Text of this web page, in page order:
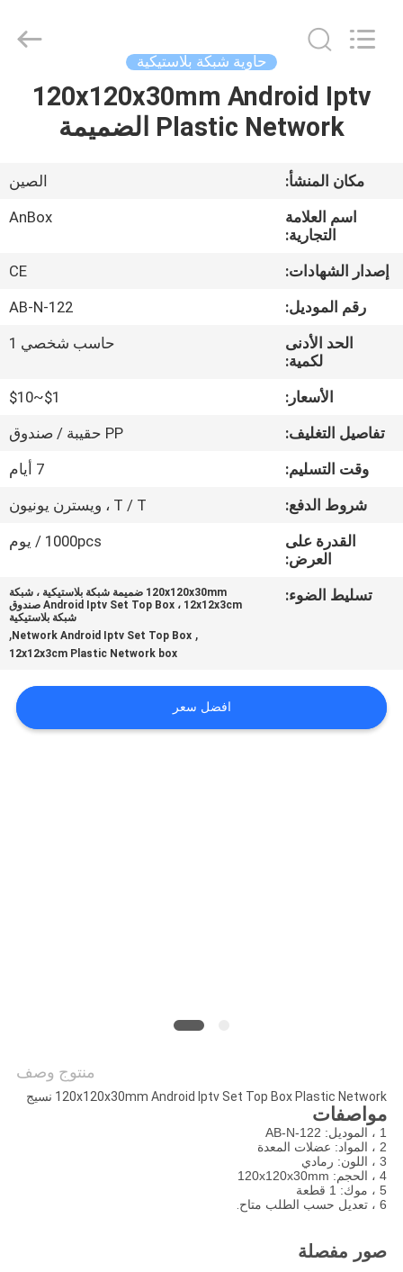
منزل،
منتجات
معلومات
عنا
جولة
المعمل
مراقبة
الجودة
اتصل
SHOPPING ONLINE
حاوية شبكة بلاستيكية
120x120x30mm Android Iptv
Plastic Network الضميمة
مكان المنشأ:
الصين
اسم العلامة
التجارية:
AnBox
إصدار الشهادات:
CE
رقم الموديل:
AB-N-122
الحد الأدنى
لكمية:
حاسب شخصي 1
الأسعار:
$1~$10
تفاصيل التغليف:
PP حقيبة / صندوق
وقت التسليم:
7 أيام
شروط الدفع:
T / T ، ويسترن يونيون
القدرة على
العرض:
1000pcs / يوم
تسليط الضوء:
120x120x30mm ضميمة شبكة بلاستيكية ، شبكة
Android Iptv Set Top Box ، 12x12x3cm صندوق
شبكة بلاستيكية
,
Network Android Iptv Set Top Box
,
12x12x3cm Plastic Network box
افضل سعر
منتوج وصف
120x120x30mm Android Iptv Set Top Box Plastic Network نسيج
مواصفات
1 ، الموديل: AB-N-122
2 ، المواد: عضلات المعدة
3 ، اللون: رمادي
4 ، الحجم: 120x120x30mm
5 ، موك: 1 قطعة
6 ، تعديل حسب الطلب متاح
.
صور مفصلة